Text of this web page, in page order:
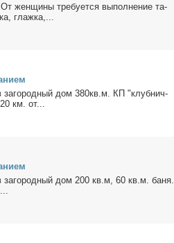
жен­щи­ны тре­бу­ет­ся вы­пол­не­ние та­
глаж­ка,...
за­го­род­ный дом 380кв.м. КП "клуб­нич­
км. от...
за­го­род­ный дом 200 кв.м, 60 кв.м. ба­ня.